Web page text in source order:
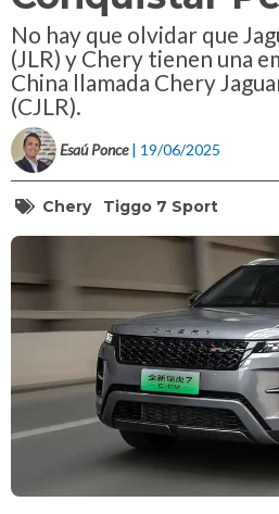
No hay que olvidar que
(JLR) y Chery tienen una
China llamada Chery
(CJLR).
Esaú Ponce | 19/06/2025
Chery Tiggo 7 Sport